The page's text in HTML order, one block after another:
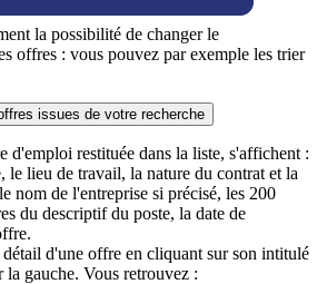
la possibilité de changer le
offres : vous pouvez par exemple les trier
issues de votre recherche
d'emploi restituée dans la liste, s'affichent :
le lieu de travail, la nature du contrat et la
nom de l'entreprise si précisé, les 200
du descriptif du poste, la date de
détail d'une offre en cliquant sur son intitulé
la gauche. Vous retrouvez :